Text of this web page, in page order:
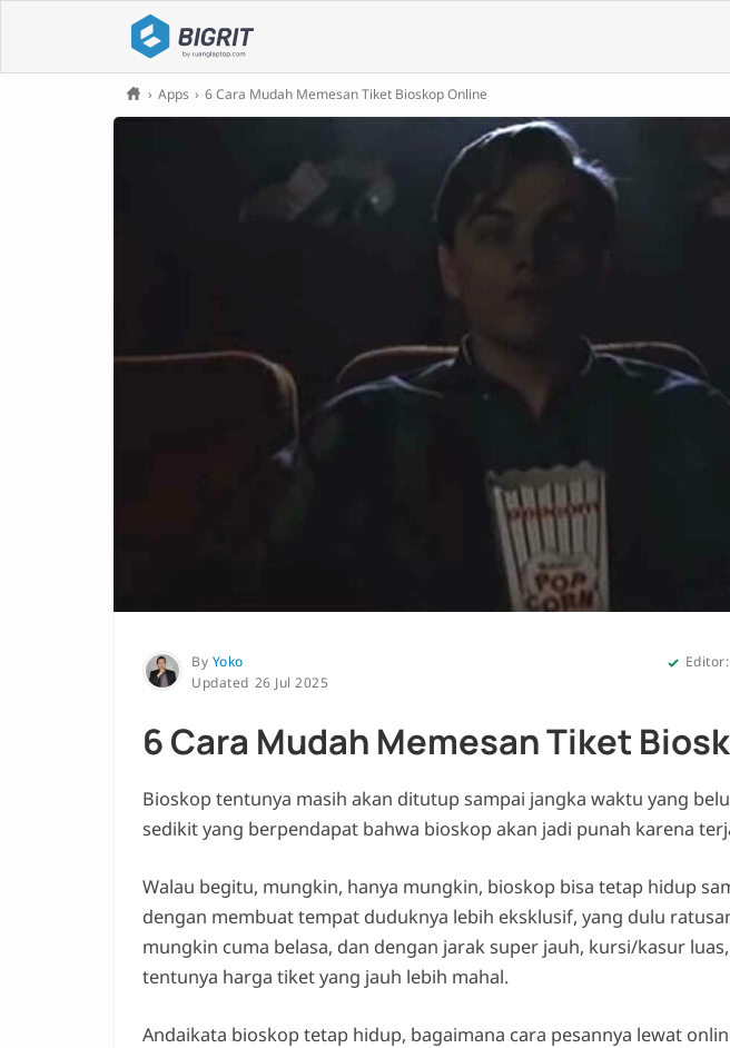
› Apps › 6 Cara Mudah Memesan Tiket Bioskop Online
By Yoko
26 Jul 2025
Editor:
6 Cara Mudah Memesan Tiket
Bioskop tentunya masih akan ditutup sampai jangka waktu yang
sedikit yang berpendapat bahwa bioskop akan jadi punah karena
Walau begitu, mungkin, hanya mungkin, bioskop bisa tetap hidup
dengan membuat tempat duduknya lebih eksklusif, yang dulu
mungkin cuma belasa, dan dengan jarak super jauh, kursi/kasur
tentunya harga tiket yang jauh lebih mahal.
Andaikata bioskop tetap hidup, bagaimana cara pesannya lewat